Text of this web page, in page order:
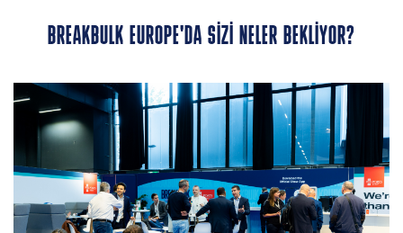
BREAKBULK EUROPE'DA SIZI NELER BEKLIYOR?